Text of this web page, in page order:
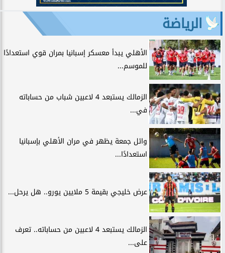
الرياضة
الأهلي يبدأ معسكر إسبانيا بمران قوي استعدادًا
للموسم...
الزمالك يستبعد 4 لاعبين شباب من حساباته
في...
وائل جمعة يظهر في مران الأهلي بإسبانيا
استعدادًا...
عرض خليجي بقيمة 5 ملايين يورو.. هل يرحل...
الزمالك يستبعد 4 لاعبين من حساباته.. تعرف
على...